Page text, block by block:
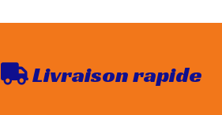
Livraison rapide